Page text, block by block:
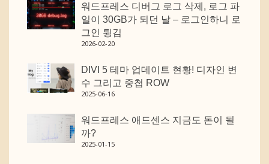
워드프레스 디버그 로그 삭제, 로그 파
일이 30GB가 되던 날 – 로그인하니 로
그인 튕김
2026-02-20
DIVI 5 테마 업데이트 현황! 디자인 변
수 그리고 중첩 ROW
2025-06-16
워드프레스 애드센스 지금도 돈이 될
까?
2025-01-15